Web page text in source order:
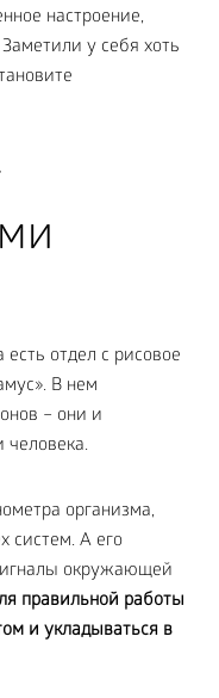
настроение,
у себя хоть
отдел с рисовое
В нем
– они и
организма,
систем. А его
окружающей
правильной работы
и укладываться в